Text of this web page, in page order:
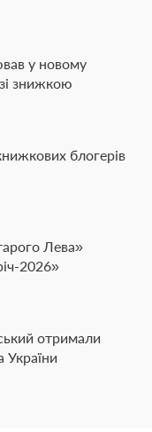
у новому
знижкою
блогерів
Лева»
2026»
отримали
України